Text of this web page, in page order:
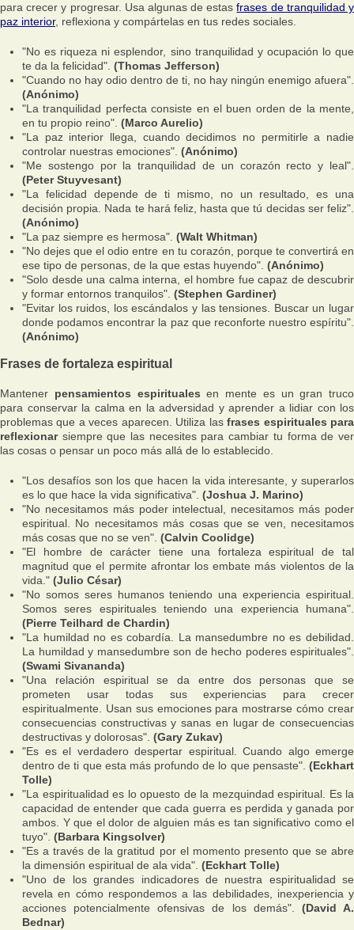
para crecer y progresar. Usa algunas de estasfrases de tranquilidad y
paz interior, reflexiona y compártelas en tus redes sociales.
"No es riqueza ni esplendor, sino tranquilidad y ocupación lo que
te da la felicidad". (Thomas Jefferson)
"Cuando no hay odio dentro de ti, no hay ningún enemigo afuera".
(Anónimo)
"La tranquilidad perfecta consiste en el buen orden de la mente,
en tu propio reino". (Marco Aurelio)
"La paz interior llega, cuando decidimos no permitirle a nadie
controlar nuestras emociones". (Anónimo)
"Me sostengo por la tranquilidad de un corazón recto y leal".
(Peter Stuyvesant)
"La felicidad depende de ti mismo, no un resultado, es una
decisión propia. Nada te hará feliz, hasta que tú decidas ser feliz".
(Anónimo)
"La paz siempre es hermosa". (Walt Whitman)
"No dejes que el odio entre en tu corazón, porque te convertirá en
ese tipo de personas, de la que estas huyendo". (Anónimo)
"Solo desde una calma interna, el hombre fue capaz de descubrir
y formar entornos tranquilos". (Stephen Gardiner)
"Evitar los ruidos, los escándalos y las tensiones. Buscar un lugar
donde podamos encontrar la paz que reconforte nuestro espíritu".
(Anónimo)
Frases de fortaleza espiritual
Mantener pensamientos espirituales en mente es un gran truco
para conservar la calma en la adversidad y aprender a lidiar con los
problemas que a veces aparecen. Utiliza lasfrases espirituales para
reflexionarsiempre que las necesites para cambiar tu forma de ver
las cosas o pensar un poco más allá de lo establecido.
"Los desafíos son los que hacen la vida interesante, y superarlos
es lo que hace la vida significativa". (Joshua J. Marino)
"No necesitamos más poder intelectual, necesitamos más poder
espiritual. No necesitamos más cosas que se ven, necesitamos
más cosas que no se ven". (Calvin Coolidge)
"El hombre de carácter tiene una fortaleza espiritual de tal
magnitud que el permite afrontar los embate más violentos de la
vida." (Julio César)
"No somos seres humanos teniendo una experiencia espiritual.
Somos seres espirituales teniendo una experiencia humana".
(Pierre Teilhard de Chardin)
"La humildad no es cobardía. La mansedumbre no es debilidad.
La humildad y mansedumbre son de hecho poderes espirituales".
(Swami Sivananda)
"Una relación espiritual se da entre dos personas que se
prometen usar todas sus experiencias para crecer
espiritualmente. Usan sus emociones para mostrarse cómo crear
consecuencias constructivas y sanas en lugar de consecuencias
destructivas y dolorosas". (Gary Zukav)
"Es es el verdadero despertar espiritual. Cuando algo emerge
dentro de ti que esta más profundo de lo que pensaste". (Eckhart
Tolle)
"La espiritualidad es lo opuesto de la mezquindad espiritual. Es la
capacidad de entender que cada guerra es perdida y ganada por
ambos. Y que el dolor de alguien más es tan significativo como el
tuyo". (Barbara Kingsolver)
"Es a través de la gratitud por el momento presento que se abre
la dimensión espiritual de ala vida". (Eckhart Tolle)
"Uno de los grandes indicadores de nuestra espiritualidad se
revela en cómo respondemos a las debilidades, inexperiencia y
acciones potencialmente ofensivas de los demás". (David A.
Bednar)